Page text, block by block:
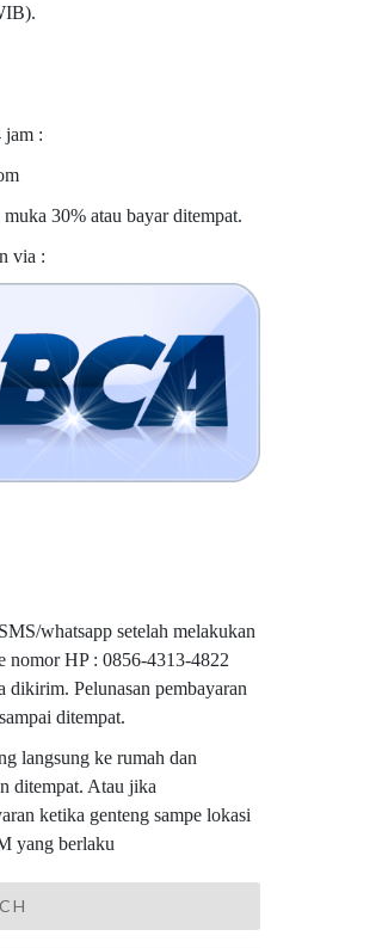
jam :
30% atau bayar ditempat.
via :
whatsapp setelah melakukan
nomor HP : 0856-4313-4822
dikirim. Pelunasan pembayaran
ditempat.
langsung ke rumah dan
ditempat. Atau jika
ketika genteng sampe lokasi
yang berlaku